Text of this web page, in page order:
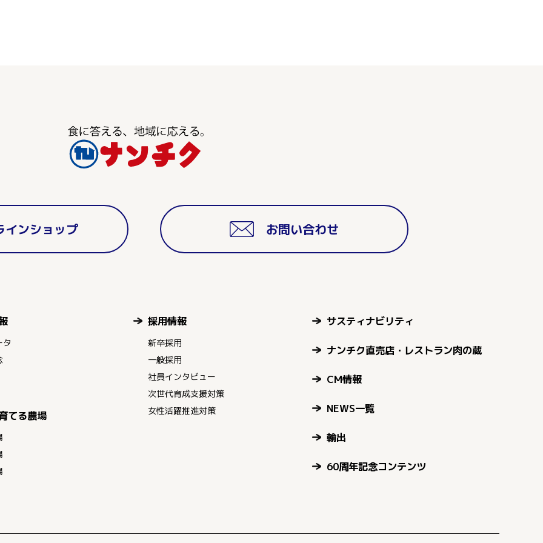
インショップ お問い合わせ
タ
てる農場
採用情報
新卒採用
一般採用
社員インタビュー
次世代育成支援対策
女性活躍推進対策
サスティナビリティ
ナンチク直売店・レストラン肉の蔵
CM情報
NEWS一覧
輸出
60周年記念コンテンツ